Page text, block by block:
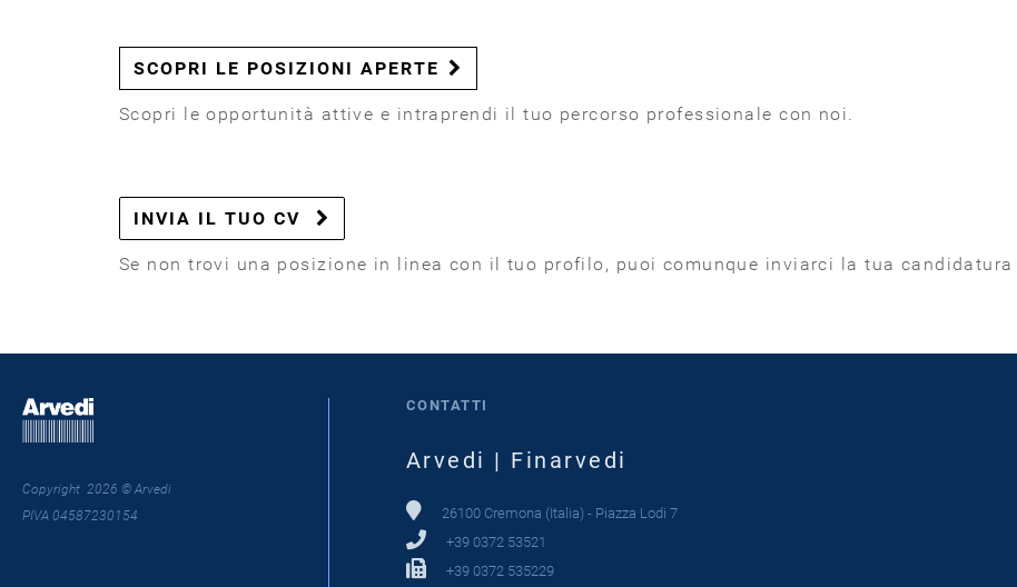
SCOPRI LE POSIZIONI APERTE
Scopri le opportunità attive e intraprendi il tuo percorso professionale con noi.
INVIA IL TUO CV
Se non trovi una posizione in linea con il tuo profilo, puoi comunque inviarci la tua
Copyright 2026 © Arvedi
PIVA 04587230154
CONTATTI
Arvedi | Finarvedi
26100 Cremona (Italia) - Piazza Lodi 7
+39 0372 53521
+39 0372 535229